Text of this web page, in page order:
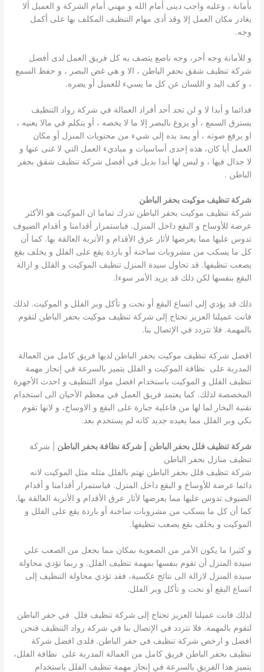
بأمانة ، وعليه واجب دينى أمام الله و مهني أمام الشركة و العميل ألا
يغادر مكان العمل إلا وقد أدى مهام التنظيف المكلف بها على أكمل
وجه.
و للأمانة وجه أخر، وجه ناصع يتصف به كل فريق العمل لدى أفضل
شركة تنظيف شقق بحفر الباطن ، الا و هي غض البصر ، و حفظ السمع
، و كف اليد و اللسان عن كل ما يسيء للعميل أو يضره.
فدائما و أبدا لا و لن تجد أحد أفراد العمالة في شركة رواد التنظيف
يسترق السمع ، أو يزوغ بالبصر إلا ما لا يخصه ، أو يتكلم في مالا يعنيه ،
او يرفع صوته ، أو يمد يده إلى شيء من محتويات المنزل أو مكان
العمل أيا كان، هذه إحدى أساسيات و مباديء العمل التي لا غنى عنها و
لا جدال فيها ، و ليس لها أبدا بديل في أفضل شركة تنظيف شقق بحفر
الباطن .
شركة تنظيف موكيت بحفر الباطن
شركة تنظيف موكيت بحفر الباطن تدرك تماما ان الموكيت هو الأكثر
عرضة للأوساخ و البقع داخل المنزل. فباستمرار أقدامنا و أقدام الضيوف
تدوس عليها مما يعرضها لأثار عرق الأقدام و الأتربة العالقة بها. كما أن
كل ما يسكب من مشروبات ساخنة أو باردة يقع على الفلل و يخلف بقع
يصعب تنظيفها. قد تحاول سيدة المنزل تنظيف الموكيت و الفلل و ازالة
البقع بنفسها لكن ذلك قد يزيد الأمر سوءا.
ذلك قد يؤدي إلى اتساع البقع أو نحت و تأكل وبر الفلل و الموكيت. لذلك
فانت عميلنا العزيز تحتاج إلى شركة تنظيف موكيت بحفر الباطن لتقوم
بالمهمة. فلا تتردد في الإتصال بنا.
افضل شركة تنظيف موكيت بحفر الباطن لديها فريق كامل من العمالة
المدربة على نظافة الموكيت و الفلل يتميز بالسرعة في إنجاز مهمة
تنظيف الفلل و الموكيت باستخدام افضل مواد التنظيف و احدث الأجهزة
المخصصة لذلك. كما يعتمد فريق العمل في معظم الأحيان الى استخدام
تقنية البخار لما لها من فاعلية جبارة على البقع و الاوساخ، و لانها تقوم
بكي وبر الفلل مما يعيده جديد كانه لم يستخدم بعد.
شركة تنظيف فلل بحفر الباطن | شركة نظافة بحفر الباطن | شركة
تنظيف منازل بحفر الباطن
شركة تنظيف فلل بحفر الباطن تهتم بالفلل مثله مثل الموكيت لانه
دائما عرضة للأوساخ و البقع داخل المنزل. فباستمرار أقدامنا و أقدام
الضيوف تدوس عليها مما يعرضها لأثار عرق الأقدام و الأتربة العالقة بها.
كما أن كل ما يسكب من مشروبات ساخنة أو باردة يقع على الفلل و
الموكيت و يخلف بقع يصعب تنظيفها.
و كثيرا ما يكون الأمر من الصعوية بمكان مما بجعل من الصعب علي
سيدة المنزل أن تقوم بنفسها بمهمة تنظيف الفلل. و ربما تؤدي محاولة
سيدة المنزل لازالة الى نتائج عكسية، فقد تؤدي محاولة التنظيف إلى
اتساع البقع أو نحت و تأكل وبر الفلل.
لذلك فانت عميلنا العزيز تحتاج إلى شركة تنظيف فلل في حفر الباطن
لتقوم بالمهمة. فلا تتردد في الإتصال بنا في شركة رواد التنظيف فنحن
افضل و ارخص شركة تنظيف في حفر الباطن. فلدى افضل شركة
تنظيف بحفر الباطن فريق كامل من العمالة المدربة على نظافة الفلل،
يتميز هذا الفريق بالسرعة في إنجاز مهمة تنظيف الفلل باستخدام